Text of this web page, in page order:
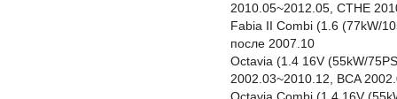
2010.05~2012.05, CTHE
Fabia II Combi (1.6 (77kW/
после 2007.10
Octavia (1.4 16V (55kW/
2002.03~2010.12, BCA